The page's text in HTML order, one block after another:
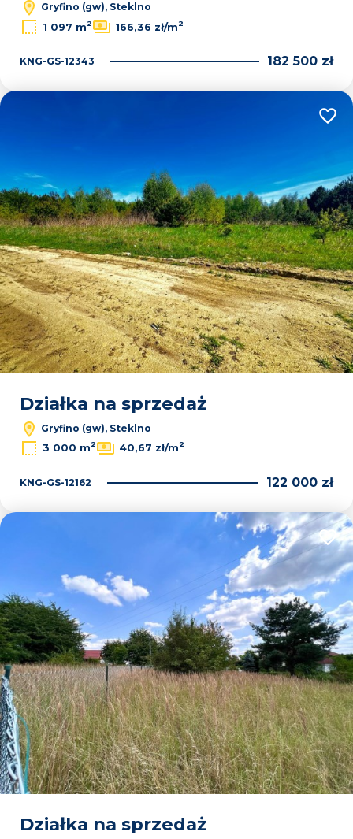
Gryfino (gw), Steklno
1 097 m2 166,36 zł/m2
KNG-GS-12343 182 500 zł
Działka na sprzedaż
Gryfino (gw), Steklno
3 000 m2 40,67 zł/m2
KNG-GS-12162 122 000 zł
Działka na sprzedaż